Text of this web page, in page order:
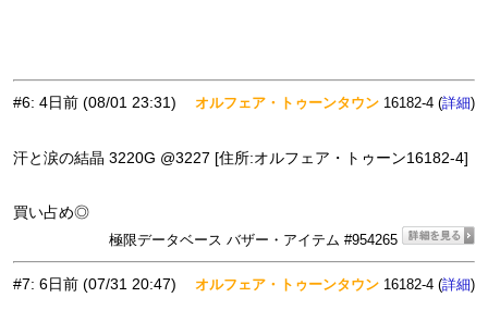
#6: 4日前 (08/01 23:31) オルフェア・トゥーンタウン 16182-4 (詳細)
汗と涙の結晶 3220G @3227 [住所:オルフェア・トゥーン16182-4]
買い占め◎
極限データベース バザー・アイテム #954265
#7: 6日前 (07/31 20:47) オルフェア・トゥーンタウン 16182-4 (詳細)